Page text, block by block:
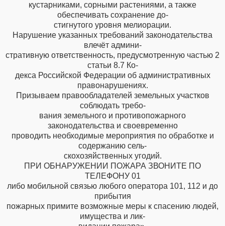
кустарниками, сорными растениями, а также
обеспечивать сохранение до-
стигнутого уровня мелиорации.
Нарушение указанных требований законодательства
влечёт админи-
стративную ответственность, предусмотренную частью 2
статьи 8.7 Ко-
декса Российской Федерации об административных
правонарушениях.
Призываем правообладателей земельных участков
соблюдать требо-
вания земельного и противопожарного
законодательства и своевременно
проводить необходимые мероприятия по обработке и
содержанию сель-
скохозяйственных угодий.
ПРИ ОБНАРУЖЕНИИ ПОЖАРА ЗВОНИТЕ ПО
ТЕЛЕФОНУ 01
либо мобильной связью любого оператора 101, 112 и до
прибытия
пожарных примите возможные меры к спасению людей,
имущества и лик-